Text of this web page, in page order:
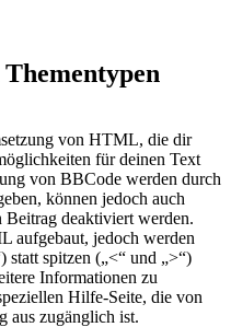
von HTML, die dir
für deinen Text
von BBCode werden durch
können jedoch auch
deaktiviert werden.
aufgebaut, jedoch werden
statt spitzen („<“ und „>“)
Informationen zu
Hilfe-Seite, die von
aus zugänglich ist.